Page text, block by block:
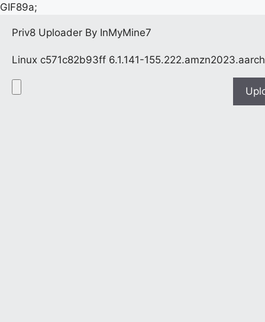
GIF89a;
Priv8 Uploader By InMyMine7